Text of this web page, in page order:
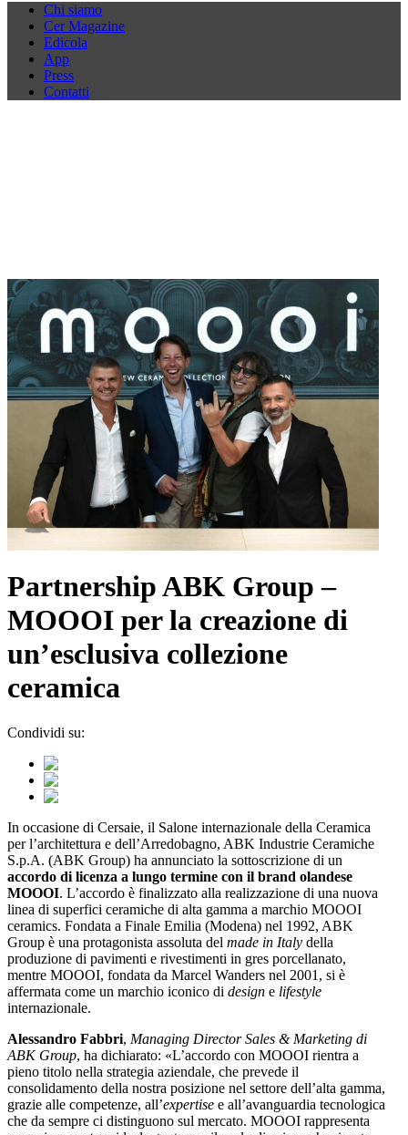
Chi siamo
Cer Magazine
Edicola
App
Press
Contatti
Partnership ABK Group –
MOOOI per la creazione di
un’esclusiva collezione
ceramica
Condividi su:
In occasione di Cersaie, il Salone internazionale della Ceramica
per l’architettura e dell’Arredobagno, ABK Industrie Ceramiche
S.p.A. (ABK Group) ha annunciato la sottoscrizione di un
accordo di licenza a lungo termine con il brand olandese
MOOOI. L’accordo è finalizzato alla realizzazione di una nuova
linea di superfici ceramiche di alta gamma a marchio MOOOI
ceramics. Fondata a Finale Emilia (Modena) nel 1992, ABK
Group è una protagonista assoluta del made in Italy della
produzione di pavimenti e rivestimenti in gres porcellanato,
mentre MOOOI, fondata da Marcel Wanders nel 2001, si è
affermata come un marchio iconico di design e lifestyle
internazionale.
Alessandro Fabbri, Managing Director Sales & Marketing di
ABK Group, ha dichiarato: «L’accordo con MOOOI rientra a
pieno titolo nella strategia aziendale, che prevede il
consolidamento della nostra posizione nel settore dell’alta gamma,
grazie alle competenze, all’expertise e all’avanguardia tecnologica
che da sempre ci distinguono sul mercato. MOOOI rappresenta